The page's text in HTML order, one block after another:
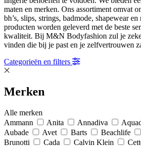
maten en merken. Ons assortiment omvat
bh’s, slips, strings, badmode, shapewear
producten worden geleverd met de beste
kwaliteit. Bij M&N Bodyfashion zul je
vinden die bij je past en je zelfvertrouwen
Categorieën en filters
Merken
Alle merken
Ammann
Anita Annadiva
Aubade
Avet Barts Beachlife
Brunotti
Cada Calvin Klein